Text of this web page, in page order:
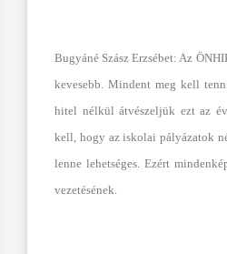
Bugyáné Szász Erzsébet: Az
kevesebb. Mindent meg kell
hitel nélkül átvészeljük ezt az
kell, hogy az iskolai pályázatok
lenne lehetséges. Ezért
vezetésének.